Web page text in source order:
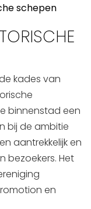
schepen
kades van
binnenstad een
bij de ambitie
aantrekkelijk en
bezoekers. Het
en